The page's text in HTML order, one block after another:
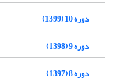
دوره 10 (1399)
دوره 9 (1398)
دوره 8 (1397)